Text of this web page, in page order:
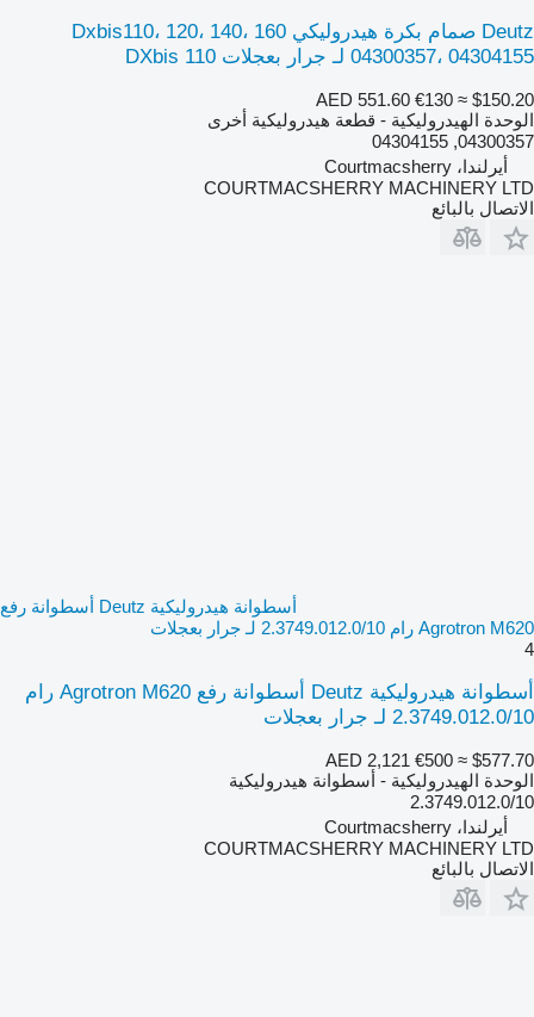
Deutz صمام بكرة هيدروليكي Dxbis110، 120، 140، 160
04300357، 04304155 لـ جرار بعجلات DXbis 110
AED 551.60 €130 ≈ $150.20
الوحدة الهيدروليكية - قطعة هيدروليكية أخرى
04300357, 04304155
أيرلندا، Courtmacsherry
COURTMACSHERRY MACHINERY LTD
الاتصال بالبائع
أسطوانة هيدروليكية Deutz أسطوانة رفع
Agrotron M620 رام 2.3749.012.0/10 لـ جرار بعجلات
4
أسطوانة هيدروليكية Deutz أسطوانة رفع Agrotron M620 رام
2.3749.012.0/10 لـ جرار بعجلات
AED 2,121 €500 ≈ $577.70
الوحدة الهيدروليكية - أسطوانة هيدروليكية
2.3749.012.0/10
أيرلندا، Courtmacsherry
COURTMACSHERRY MACHINERY LTD
الاتصال بالبائع